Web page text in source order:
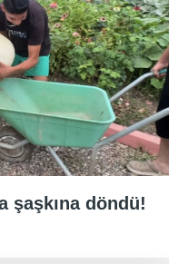
şaşkına döndü!